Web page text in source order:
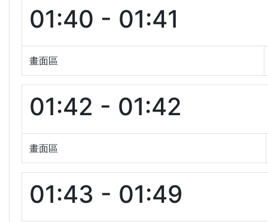
01:40 - 01:41
畫面區
01:42 - 01:42
畫面區
01:43 - 01:49